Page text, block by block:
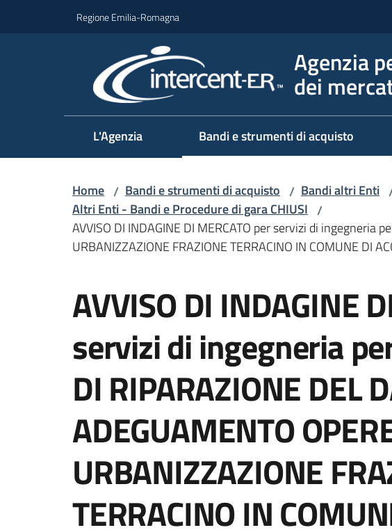
Regione Emilia-Romagna
Agenzia
dei
L'Agenzia Bandi e strumenti di acquisto
Home / Bandi e strumenti di acquisto / Bandi altri Enti
Altri Enti - Bandi e Procedure di gara CHIUSI /
AVVISO DI INDAGINE DI MERCATO per servizi di ingegneria
URBANIZZAZIONE FRAZIONE TERRACINO IN COMUNE DI
AVVISO DI INDAGINE
servizi di ingegneria
DI RIPARAZIONE DEL
ADEGUAMENTO
URBANIZZAZIONE
TERRACINO IN